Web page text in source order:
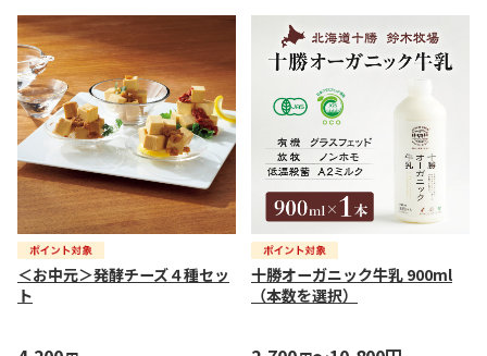
＜お中元＞発酵チーズ４種セッ
ト
十勝オーガニック牛乳 900ml
（本数を選択）